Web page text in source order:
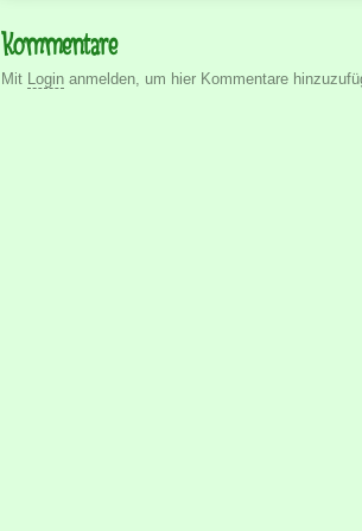
Kommentare
Mit Login anmelden, um hier Kommentare